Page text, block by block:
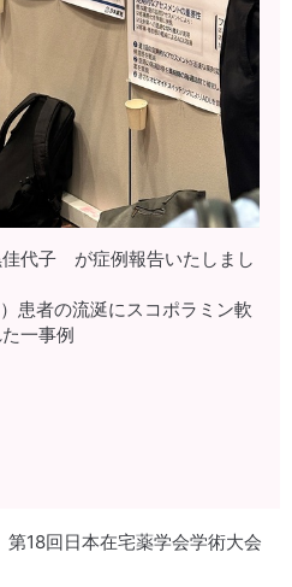
代子 が症例報告いたしまし
患者の流涎にスコポラミン軟
一事例
第18回日本在宅薬学会学術大会